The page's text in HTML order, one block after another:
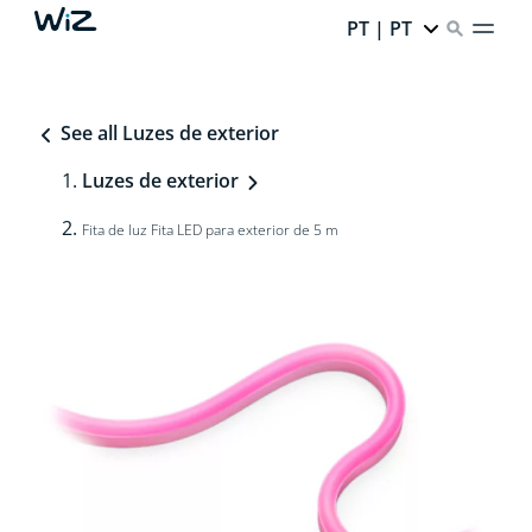
PT | PT
See all Luzes de exterior
Luzes de exterior
Fita de luz Fita LED para exterior de 5 m